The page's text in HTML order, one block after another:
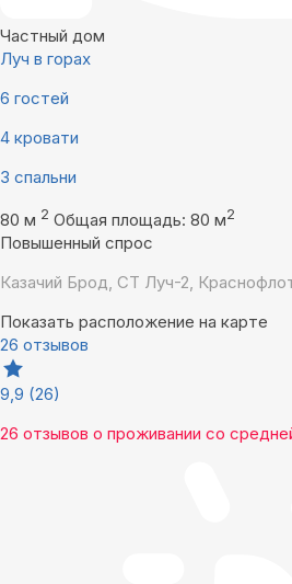
Частный дом
Луч в горах
6 гостей
4 кровати
3 спальни
80 м 2 Общая площадь: 80 м2
Повышенный спрос
Казачий Брод, СТ Луч-2,
Показать расположение на карте
26 отзывов
9,9 (26)
26 отзывов о проживании со